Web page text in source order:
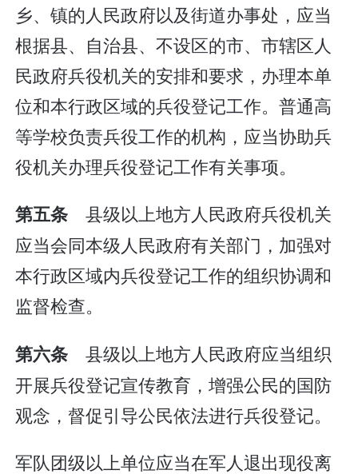
乡、镇的人民政府以及街道办事处，应当
根据县、自治县、不设区的市、市辖区人
民政府兵役机关的安排和要求，办理本单
位和本行政区域的兵役登记工作。普通高
等学校负责兵役工作的机构，应当协助兵
役机关办理兵役登记工作有关事项。
第五条县级以上地方人民政府兵役机关
应当会同本级人民政府有关部门，加强对
本行政区域内兵役登记工作的组织协调和
监督检查。
第六条县级以上地方人民政府应当组织
开展兵役登记宣传教育，增强公民的国防
观念，督促引导公民依法进行兵役登记。
军队团级以上单位应当在军人退出现役离